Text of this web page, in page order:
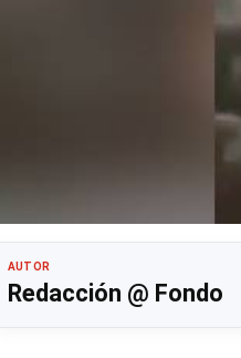
AUTOR
Redacción @ Fondo